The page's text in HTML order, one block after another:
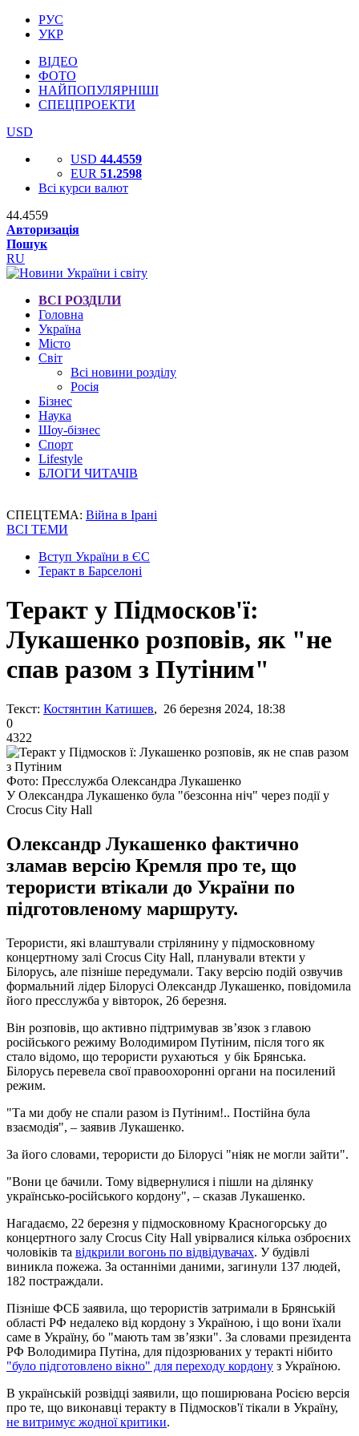
РУС
УКР
ВІДЕО
ФОТО
НАЙПОПУЛЯРНІШІ
СПЕЦПРОЕКТИ
USD
USD 44.4559
EUR 51.2598
Всі курси валют
44.4559
Авторизація
Пошук
RU
ВСІ РОЗДІЛИ
Головна
Україна
Місто
Світ
Всі новини розділу
Росія
Бізнес
Наука
Шоу-бізнес
Спорт
Lifestyle
БЛОГИ ЧИТАЧІВ
СПЕЦТЕМА: Війна в Ірані
ВСІ ТЕМИ
Вступ України в ЄС
Теракт в Барселоні
Теракт у Підмосков'ї:
Лукашенко розповів, як "не
спав разом з Путіним"
Текст: Костянтин Катишев, 26 березня 2024, 18:38
0
4322
Фото: Пресслужба Олександра Лукашенко
У Олександра Лукашенко була "безсонна ніч" через події у
Crocus City Hall
Олександр Лукашенко фактично
зламав версію Кремля про те, що
терористи втікали до України по
підготовленому маршруту.
Терористи, які влаштували стрілянину у підмосковному
концертному залі Crocus City Hall, планували втекти у
Білорусь, але пізніше передумали. Таку версію подій озвучив
формальний лідер Білорусі Олександр Лукашенко, повідомила
його пресслужба у вівторок, 26 березня.
Він розповів, що активно підтримував зв’язок з главою
російського режиму Володимиром Путіним, після того як
стало відомо, що терористи рухаються у бік Брянська.
Білорусь перевела свої правоохоронні органи на посилений
режим.
"Та ми добу не спали разом із Путіним!.. Постійна була
взаємодія", – заявив Лукашенко.
За його словами, терористи до Білорусі "ніяк не могли зайти".
"Вони це бачили. Тому відвернулися і пішли на ділянку
українсько-російського кордону", – сказав Лукашенко.
Нагадаємо, 22 березня у підмосковному Красногорську до
концертного залу Crocus City Hall увірвалися кілька озброєних
чоловіків та відкрили вогонь по відвідувачах. У будівлі
виникла пожежа. За останніми даними, загинули 137 людей,
182 постраждали.
Пізніше ФСБ заявила, що терористів затримали в Брянській
області РФ недалеко від кордону з Україною, і що вони їхали
саме в Україну, бо "мають там зв’язки". За словами президента
РФ Володимира Путіна, для підозрюваних у теракті нібито
"було підготовлено вікно" для переходу кордону з Україною.
В українській розвідці заявили, що поширювана Росією версія
про те, що виконавці теракту в Підмосков'ї тікали в Україну,
не витримує жодної критики.